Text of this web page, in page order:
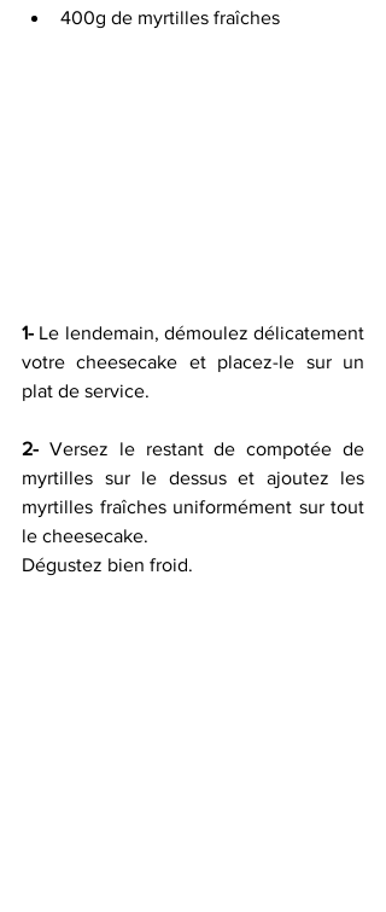
400g de myrtilles fraîches
1- Le lendemain, démoulez délicatement
votre cheesecake et placez-le sur un
plat de service.
2- Versez le restant de compotée de
myrtilles sur le dessus et ajoutez les
myrtilles fraîches uniformément sur tout
le cheesecake.
Dégustez bien froid.